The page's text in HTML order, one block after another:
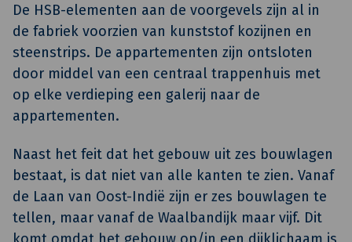
De HSB-elementen aan de voorgevels zijn al in
de fabriek voorzien van kunststof kozijnen en
steenstrips. De appartementen zijn ontsloten
door middel van een centraal trappenhuis met
op elke verdieping een galerij naar de
appartementen.
Naast het feit dat het gebouw uit zes bouwlagen
bestaat, is dat niet van alle kanten te zien. Vanaf
de Laan van Oost-Indië zijn er zes bouwlagen te
tellen, maar vanaf de Waalbandijk maar vijf. Dit